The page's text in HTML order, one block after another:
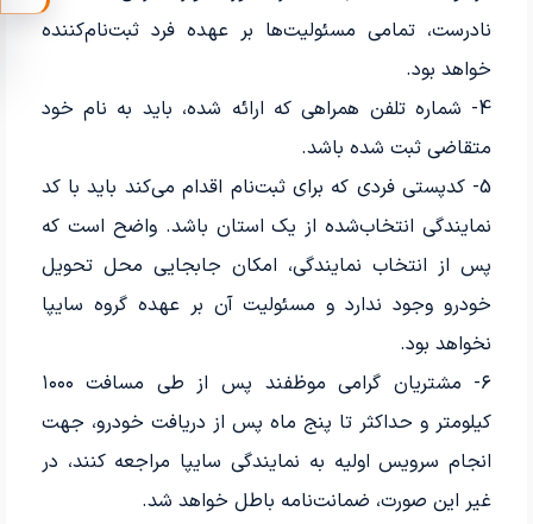
نادرست، تمامی مسئولیت‌ها بر عهده فرد ثبت‌نام‌کننده
خواهد بود.
4- شماره تلفن همراهی که ارائه شده، باید به نام خود
متقاضی ثبت شده باشد.
5- کدپستی فردی که برای ثبت‌نام اقدام می‌کند باید با کد
نمایندگی انتخاب‌شده از یک استان باشد. واضح است که
پس از انتخاب نمایندگی، امکان جابجایی محل تحویل
خودرو وجود ندارد و مسئولیت آن بر عهده گروه سایپا
نخواهد بود.
۶- مشتریان گرامی موظفند پس از طی مسافت ۱۰۰۰
کیلومتر و حداکثر تا پنج ماه پس از دریافت خودرو، جهت
انجام سرویس اولیه به نمایندگی سایپا مراجعه کنند، در
غیر این صورت، ضمانت‌نامه باطل خواهد شد.